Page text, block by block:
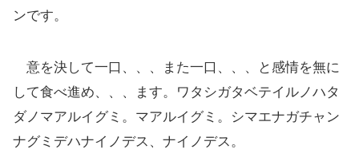
ンです。
意を決して一口、、、また一口、、、と感情を無に
して食べ進め、、、ます。ワタシガタベテイルノハタ
ダノマアルイグミ。マアルイグミ。シマエナガチャン
ナグミデハナイノデス、ナイノデス。